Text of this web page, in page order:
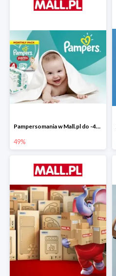
Pampersomania w Mall.pl do -49%
49%